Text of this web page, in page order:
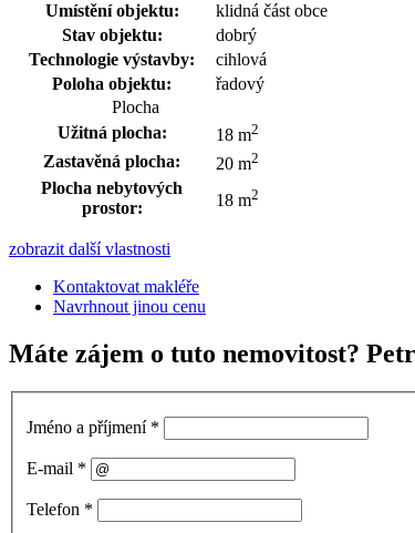
Umístění objektu:
klidná část obce
Stav objektu:
dobrý
Technologie výstavby:
cihlová
Poloha objektu:
řadový
Plocha
Užitná plocha:
18 m2
Zastavěná plocha: 20 m2
Plocha nebytových
prostor:
18 m2
zobrazit další vlastnosti
Kontaktovat makléře
Navrhnout jinou cenu
Máte zájem o tuto nemovitost?
Jméno a příjmení *
E-mail *
Telefon *